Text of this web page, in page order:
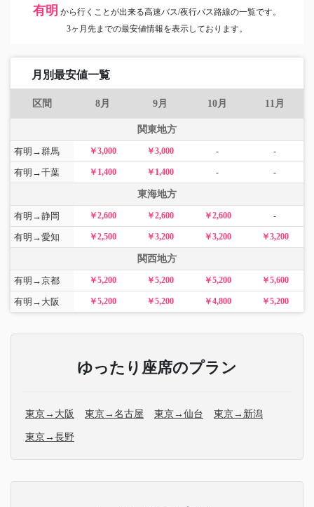
有明 から行くことが出来る高速バス/夜行バス路線の一覧です。
3ヶ月先までの最安値情報を表示しております。
月別最安値一覧
区間 8月 9月 10月 11月
関東地方
有明→群馬 ￥3,000 ￥3,000 - -
有明→千葉 ￥1,400 ￥1,400 - -
東海地方
有明→静岡 ￥2,600 ￥2,600 ￥2,600 -
有明→愛知 ￥2,500 ￥3,200 ￥3,200 ￥3,200
関西地方
有明→京都 ￥5,200 ￥5,200 ￥5,200 ￥5,600
有明→大阪 ￥5,200 ￥5,200 ￥4,800 ￥5,200
ゆったり座席のプラン
東京→大阪 東京→名古屋 東京→仙台 東京→新潟
東京→長野